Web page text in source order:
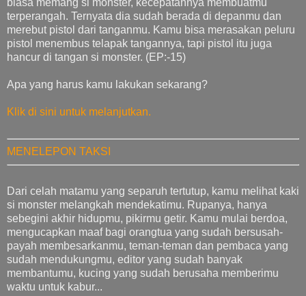
biasa memang si monster, kecepatannya membuatmu
terperangah. Ternyata dia sudah berada di depanmu dan
merebut pistol dari tanganmu. Kamu bisa merasakan peluru
pistol menembus telapak tangannya, tapi pistol itu juga
hancur di tangan si monster. (EP:-15)
Apa yang harus kamu lakukan sekarang?
Klik di sini untuk melanjutkan.
MENELEPON TAKSI
Dari celah matamu yang separuh tertutup, kamu melihat kaki
si monster melangkah mendekatimu. Rupanya, hanya
sebegini akhir hidupmu, pikirmu getir. Kamu mulai berdoa,
mengucapkan maaf bagi orangtua yang sudah bersusah-
payah membesarkanmu, teman-teman dan pembaca yang
sudah mendukungmu, editor yang sudah banyak
membantumu, kucing yang sudah berusaha memberimu
waktu untuk kabur...